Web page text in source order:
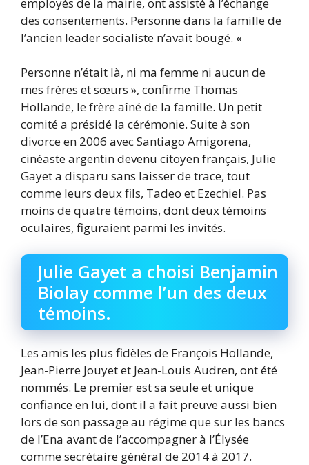
des consentements. Personne dans la famille de
l’ancien leader socialiste n’avait bougé. «
Personne n’était là, ni ma femme ni aucun de
mes frères et sœurs », confirme Thomas
Hollande, le frère aîné de la famille. Un petit
comité a présidé la cérémonie. Suite à son
divorce en 2006 avec Santiago Amigorena,
cinéaste argentin devenu citoyen français, Julie
Gayet a disparu sans laisser de trace, tout
comme leurs deux fils, Tadeo et Ezechiel. Pas
moins de quatre témoins, dont deux témoins
oculaires, figuraient parmi les invités.
Julie Gayet a choisi Benjamin
Biolay comme l’un des deux
témoins.
Les amis les plus fidèles de François Hollande,
Jean-Pierre Jouyet et Jean-Louis Audren, ont été
nommés. Le premier est sa seule et unique
confiance en lui, dont il a fait preuve aussi bien
lors de son passage au régime que sur les bancs
de l’Ena avant de l’accompagner à l’Élysée
comme secrétaire général de 2014 à 2017.